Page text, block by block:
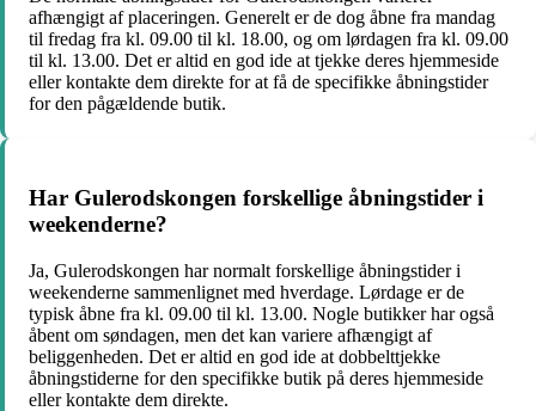
afhængigt af placeringen. Generelt er de dog åbne fra mandag
til fredag ​​fra kl. 09.00 til kl. 18.00, og om lørdagen fra kl. 09.00
til kl. 13.00. Det er altid en god ide at tjekke deres hjemmeside
eller kontakte dem direkte for at få de specifikke åbningstider
for den pågældende butik.
Har Gulerodskongen forskellige åbningstider i
weekenderne?
Ja, Gulerodskongen har normalt forskellige åbningstider i
weekenderne sammenlignet med hverdage. Lørdage er de
typisk åbne fra kl. 09.00 til kl. 13.00. Nogle butikker har også
åbent om søndagen, men det kan variere afhængigt af
beliggenheden. Det er altid en god ide at dobbelttjekke
åbningstiderne for den specifikke butik på deres hjemmeside
eller kontakte dem direkte.